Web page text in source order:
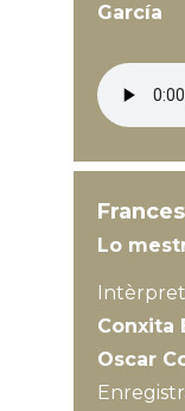
García
Lo
Conxita
Oscar